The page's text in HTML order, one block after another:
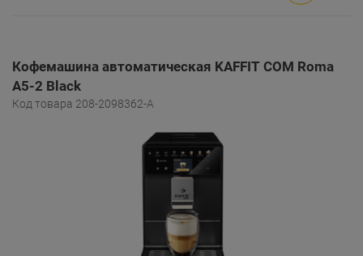
Кофемашина автоматическая KAFFIT COM Roma
A5-2 Black
Код товара 208-2098362-A